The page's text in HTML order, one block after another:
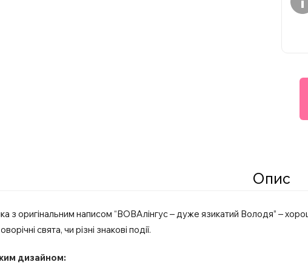
Опис
з оригінальним написом “ВОВАлінгус – дуже язикатий Володя” –
свята, чи різні знакові події.
дизайном: